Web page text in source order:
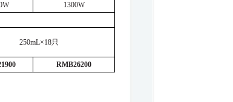
1300W
250mL×18只
RMB26200